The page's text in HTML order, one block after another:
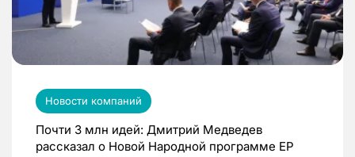
Новости компаний
Почти 3 млн идей: Дмитрий Медведев
рассказал о Новой Народной программе ЕР